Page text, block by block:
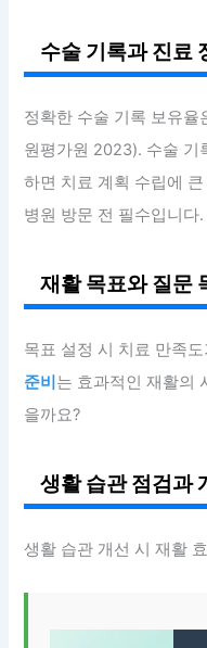
수술 기록과 진료
정확한 수술 기록 보유
원평가원 2023). 수술 기
하면 치료 계획 수립에
병원 방문 전 필수입니다
재활 목표와 질문
목표 설정 시 치료 만족
준비는 효과적인 재활의
을까요?
생활 습관 점검과
생활 습관 개선 시 재활